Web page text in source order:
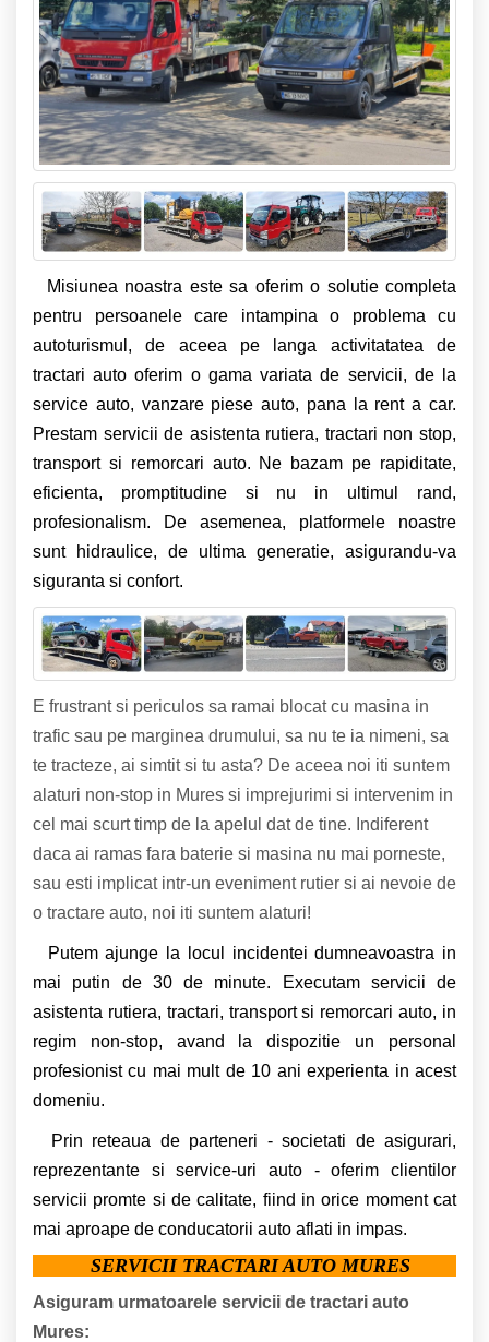
Misiunea noastra este sa oferim o solutie completa
pentru persoanele care intampina o problema cu
autoturismul, de aceea pe langa activitatatea de
tractari auto oferim o gama variata de servicii, de la
service auto, vanzare piese auto, pana la rent a car.
Prestam servicii de asistenta rutiera, tractari non stop,
transport si remorcari auto. Ne bazam pe rapiditate,
eficienta, promptitudine si nu in ultimul rand,
profesionalism. De asemenea, platformele noastre
sunt hidraulice, de ultima generatie, asigurandu-va
siguranta si confort.
E frustrant si periculos sa ramai blocat cu masina in
trafic sau pe marginea drumului, sa nu te ia nimeni, sa
te tracteze, ai simtit si tu asta? De aceea noi iti suntem
alaturi non-stop in Mures si imprejurimi si intervenim in
cel mai scurt timp de la apelul dat de tine. Indiferent
daca ai ramas fara baterie si masina nu mai porneste,
sau esti implicat intr-un eveniment rutier si ai nevoie de
o tractare auto, noi iti suntem alaturi!
Putem ajunge la locul incidentei dumneavoastra in
mai putin de 30 de minute. Executam servicii de
asistenta rutiera, tractari, transport si remorcari auto, in
regim non-stop, avand la dispozitie un personal
profesionist cu mai mult de 10 ani experienta in acest
domeniu.
Prin reteaua de parteneri - societati de asigurari,
reprezentante si service-uri auto - oferim clientilor
servicii promte si de calitate, fiind in orice moment cat
mai aproape de conducatorii auto aflati in impas.
SERVICII TRACTARI AUTO MURES
Asiguram urmatoarele servicii de tractari auto
Mures: